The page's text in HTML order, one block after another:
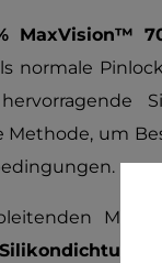
MaxVision™
normale
um
Silikondichtung